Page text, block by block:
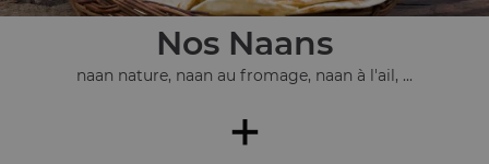
Nos Naans
naan nature, naan au fromage, naan à l'ail, ...
+